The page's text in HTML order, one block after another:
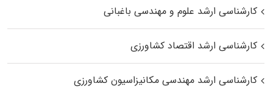
کارشناسی ارشد علوم و مهندسی باغبانی
کارشناسی ارشد اقتصاد کشاورزی
کارشناسی ارشد مهندسی مکانیزاسیون کشاورزی